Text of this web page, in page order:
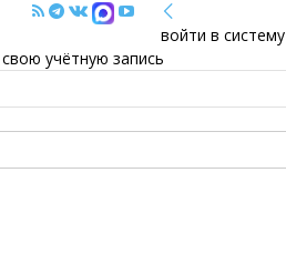
войти в систему
учётную запись